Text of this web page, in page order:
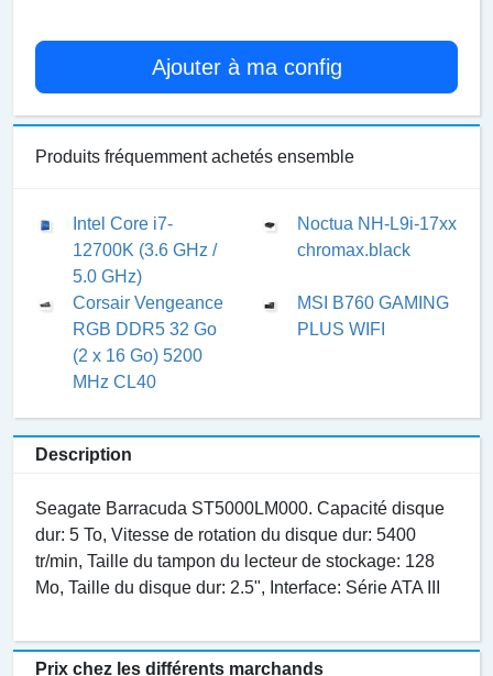
Ajouter à ma config
Produits fréquemment achetés ensemble
Intel Core i7-
12700K (3.6 GHz /
5.0 GHz)
Noctua NH-L9i-17xx
chromax.black
Corsair Vengeance
RGB DDR5 32 Go
(2 x 16 Go) 5200
MHz CL40
MSI B760 GAMING
PLUS WIFI
Description
Seagate Barracuda ST5000LM000. Capacité disque
dur: 5 To, Vitesse de rotation du disque dur: 5400
tr/min, Taille du tampon du lecteur de stockage: 128
Mo, Taille du disque dur: 2.5", Interface: Série ATA III
Prix chez les différents marchands